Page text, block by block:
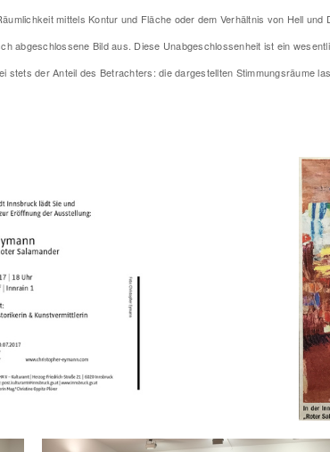
mittels Kontur und Fläche oder dem Verhältnis von Hell und
abgeschlossene Bild aus. Diese Unabgeschlossenheit ist ein
stets der Anteil des Betrachters: die dargestellten Stimmungsräume